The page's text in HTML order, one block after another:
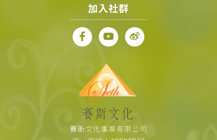
加入社群
賽斯文化事業有限公司